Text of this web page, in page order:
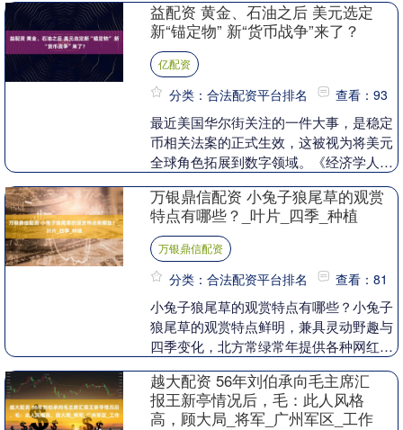
际....
益配资 黄金、石油之后 美元选定
新“锚定物” 新“货币战争”来了？
亿配资
分类：合法配资平台排名 查看：93
最近美国华尔街关注的一件大事，是稳定
币相关法案的正式生效，这被视为将美元
全球角色拓展到数字领域。《经济学人》
融业。事实上，在....
万银鼎信配资 小兔子狼尾草的观赏
特点有哪些？_叶片_四季_种植
万银鼎信配资
分类：合法配资平台排名 查看：81
小兔子狼尾草的观赏特点有哪些？小兔子
狼尾草的观赏特点鲜明，兼具灵动野趣与
四季变化，北方常绿常年提供各种网红观
程绿化苗木、竹苗....
越大配资 56年刘伯承向毛主席汇
报王新亭情况后，毛：此人风格
高，顾大局_将军_广州军区_工作